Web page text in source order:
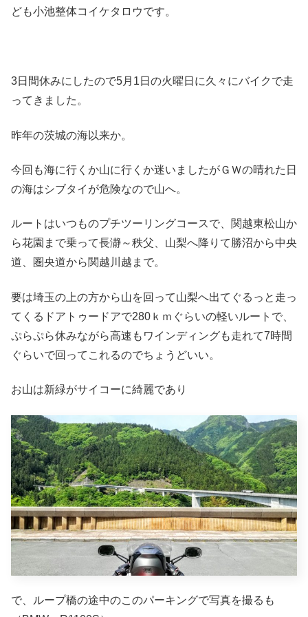
ども小池整体コイケタロウです。
3日間休みにしたので5月1日の火曜日に久々にバイクで走
ってきました。
昨年の茨城の海以来か。
今回も海に行くか山に行くか迷いましたがＧＷの晴れた日
の海はシブタイが危険なので山へ。
ルートはいつものプチツーリングコースで、関越東松山か
ら花園まで乗って長瀞～秩父、山梨へ降りて勝沼から中央
道、圏央道から関越川越まで。
要は埼玉の上の方から山を回って山梨へ出てぐるっと走っ
てくるドアトゥードアで280ｋｍぐらいの軽いルートで、
ぷらぷら休みながら高速もワインディングも走れて7時間
ぐらいで回ってこれるのでちょうどいい。
お山は新緑がサイコーに綺麗であり
で、ループ橋の途中のこのパーキングで写真を撮るも